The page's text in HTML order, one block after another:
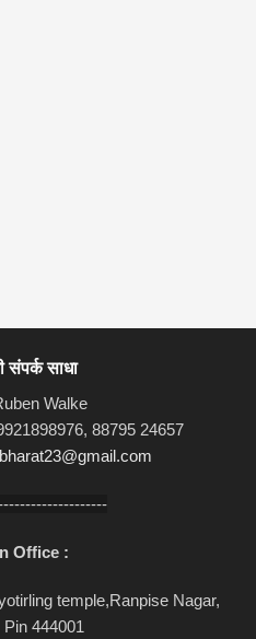
संपर्क साधा
Walke
88795 24657
Office :
temple,Ranpise Nagar,
444001